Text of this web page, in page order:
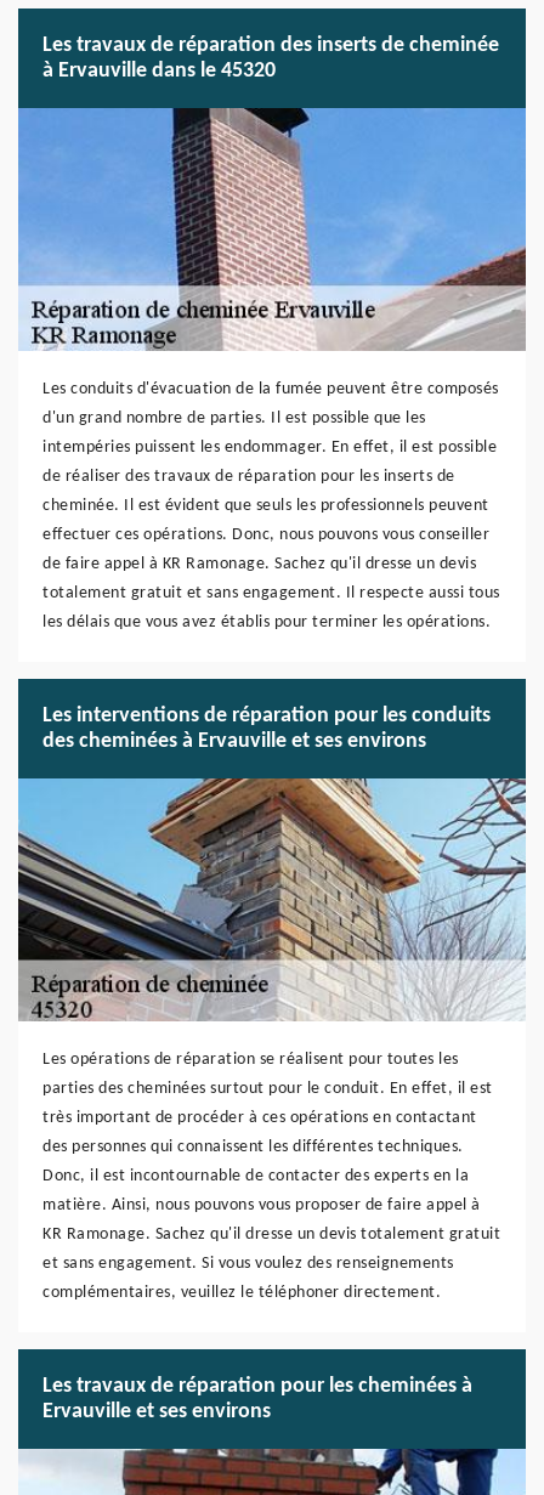
Les travaux de réparation des inserts de cheminée
à Ervauville dans le 45320
Les conduits d'évacuation de la fumée peuvent être composés
d'un grand nombre de parties. Il est possible que les
intempéries puissent les endommager. En effet, il est possible
de réaliser des travaux de réparation pour les inserts de
cheminée. Il est évident que seuls les professionnels peuvent
effectuer ces opérations. Donc, nous pouvons vous conseiller
de faire appel à KR Ramonage. Sachez qu'il dresse un devis
totalement gratuit et sans engagement. Il respecte aussi tous
les délais que vous avez établis pour terminer les opérations.
Les interventions de réparation pour les conduits
des cheminées à Ervauville et ses environs
Les opérations de réparation se réalisent pour toutes les
parties des cheminées surtout pour le conduit. En effet, il est
très important de procéder à ces opérations en contactant
des personnes qui connaissent les différentes techniques.
Donc, il est incontournable de contacter des experts en la
matière. Ainsi, nous pouvons vous proposer de faire appel à
KR Ramonage. Sachez qu'il dresse un devis totalement gratuit
et sans engagement. Si vous voulez des renseignements
complémentaires, veuillez le téléphoner directement.
Les travaux de réparation pour les cheminées à
Ervauville et ses environs